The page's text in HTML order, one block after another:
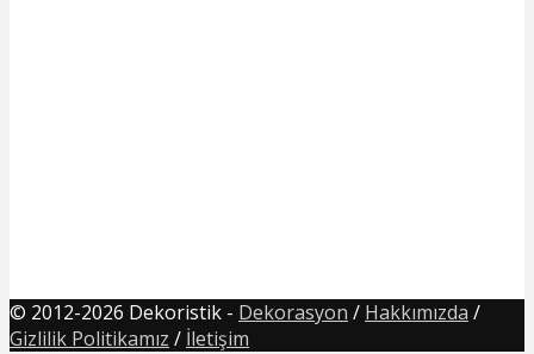
© 2012-2026 Dekoristik - Dekorasyon / Hakkımızda /
Gizlilik Politikamız / İletişim